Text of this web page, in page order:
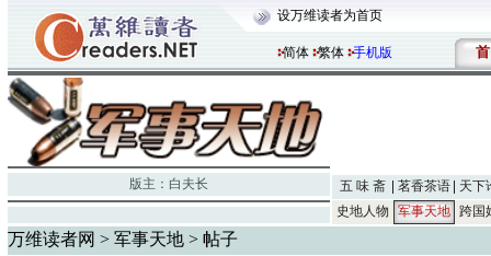
设万维读者为首页
简体 繁体 手机版 首
版主： 白夫长 五 味 斋 茗香茶语
天下
史地人物
军事天地 跨国
万维读者网 > 军事天地 > 帖子